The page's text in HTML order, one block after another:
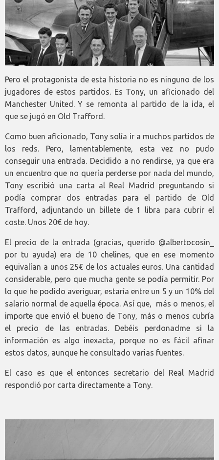
Pero el protagonista de esta historia no es ninguno de los
jugadores de estos partidos. Es Tony, un aficionado del
Manchester United. Y se remonta al partido de la ida, el
que se jugó en Old Trafford.
Como buen aficionado, Tony solía ir a muchos partidos de
los reds. Pero, lamentablemente, esta vez no pudo
conseguir una entrada. Decidido a no rendirse, ya que era
un encuentro que no quería perderse por nada del mundo,
Tony escribió una carta al Real Madrid preguntando si
podía comprar dos entradas para el partido de Old
Trafford, adjuntando un billete de 1 libra para cubrir el
coste. Unos 20€ de hoy.
El precio de la entrada (gracias, querido @albertocosin_
por tu ayuda) era de 10 chelines, que en ese momento
equivalían a unos 25€ de los actuales euros. Una cantidad
considerable, pero que mucha gente se podía permitir. Por
lo que he podido averiguar, estaría entre un 5 y un 10% del
salario normal de aquella época. Así que, más o menos, el
importe que envió el bueno de Tony, más o menos cubría
el precio de las entradas. Debéis perdonadme si la
información es algo inexacta, porque no es fácil afinar
estos datos, aunque he consultado varias fuentes.
El caso es que el entonces secretario del Real Madrid
respondió por carta directamente a Tony.